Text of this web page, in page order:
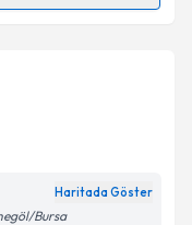
randevu takvimi
randevu almanız
ile
Haritada Göster
Bursa